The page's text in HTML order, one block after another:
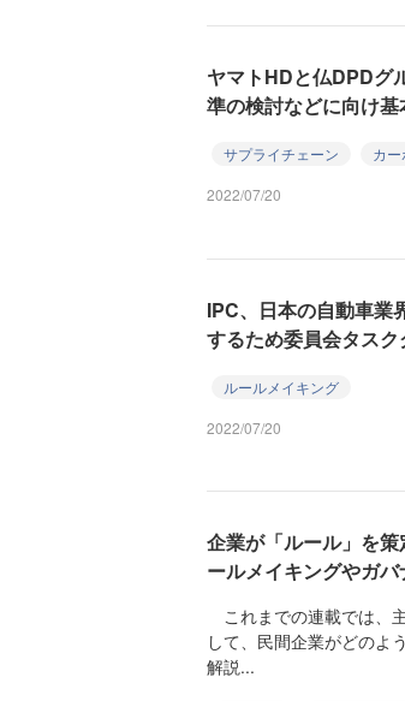
ヤマトHDと仏DPDグ
準の検討などに向け基
サプライチェーン カ
2022/07/20
IPC、日本の自動車業
するため委員会タス
ルールメイキング
2022/07/20
企業が「ルール」を
ールメイキングやガバ
これまでの連載では、
して、民間企業がどのよ
解説...